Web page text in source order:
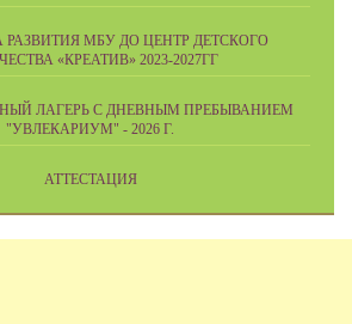
МБУ ДО ЦЕНТР ДЕТСКОГО
«КРЕАТИВ» 2023-2027ГГ
ЛАГЕРЬ С ДНЕВНЫМ ПРЕБЫВАНИЕМ
"УВЛЕКАРИУМ" - 2026 Г.
АТТЕСТАЦИЯ